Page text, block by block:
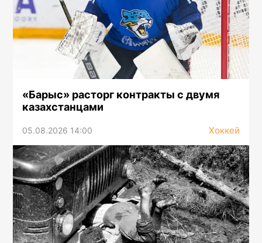
«Барыс» расторг контракты с двумя
казахстанцами
05.08.2026 14:00 Хоккей